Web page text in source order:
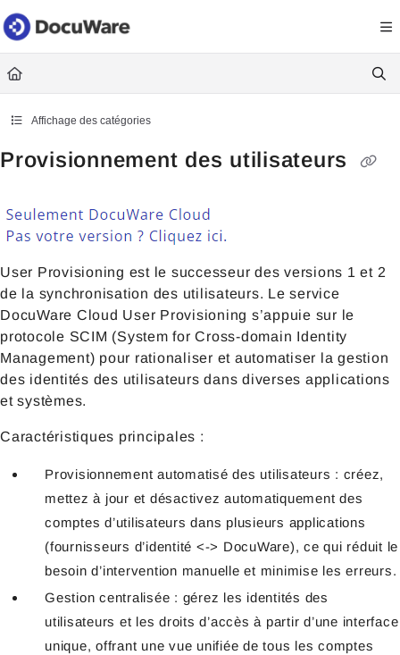
Documentation Index
Fetch the complete documentation index at: https://
Use this file to discover all available pages before exploring further.
Affichage des catégories
Provisionnement des utilisateurs
User Provisioning est le successeur des versions 1 et 2
de la synchronisation des utilisateurs. Le service
DocuWare Cloud User Provisioning s’appuie sur le
protocole SCIM (System for Cross-domain Identity
Management) pour rationaliser et automatiser la gestion
des identités des utilisateurs dans diverses applications
et systèmes.
Caractéristiques principales :
Provisionnement automatisé des utilisateurs : créez,
mettez à jour et désactivez automatiquement des
comptes d’utilisateurs dans plusieurs applications
(fournisseurs d’identité <-> DocuWare), ce qui réduit le
besoin d’intervention manuelle et minimise les erreurs.
Gestion centralisée : gérez les identités des
utilisateurs et les droits d’accès à partir d’une interface
unique, offrant une vue unifiée de tous les comptes